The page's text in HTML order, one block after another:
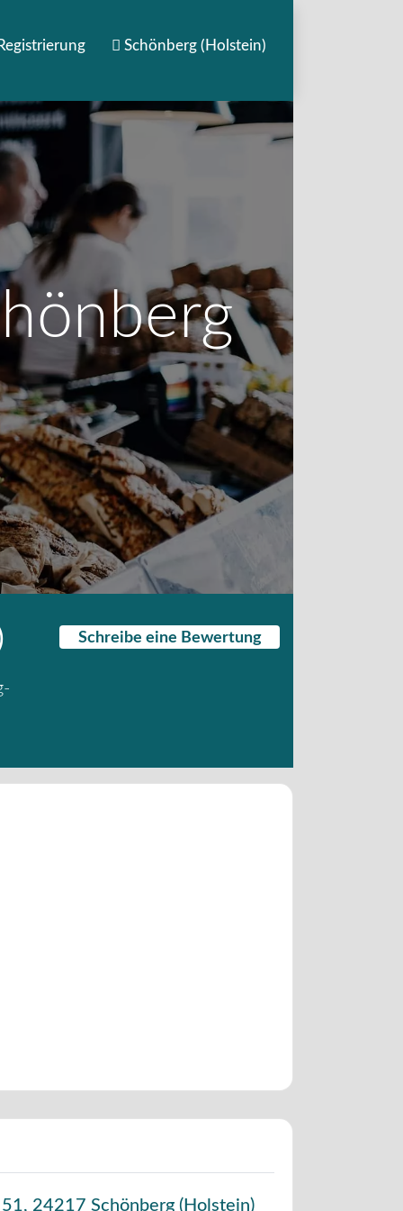
Registrierung Schönberg (Holstein)
Schreibe eine Bewertung
, 24217 Schönberg (Holstein)